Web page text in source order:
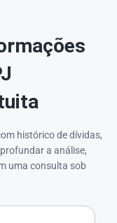
histórico de dívidas,
a análise,
uma consulta sob